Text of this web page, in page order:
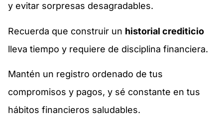
y evitar sorpresas desagradables.
Recuerda que construir un historial crediticio
lleva tiempo y requiere de disciplina financiera.
Mantén un registro ordenado de tus
compromisos y pagos, y sé constante en tus
hábitos financieros saludables.